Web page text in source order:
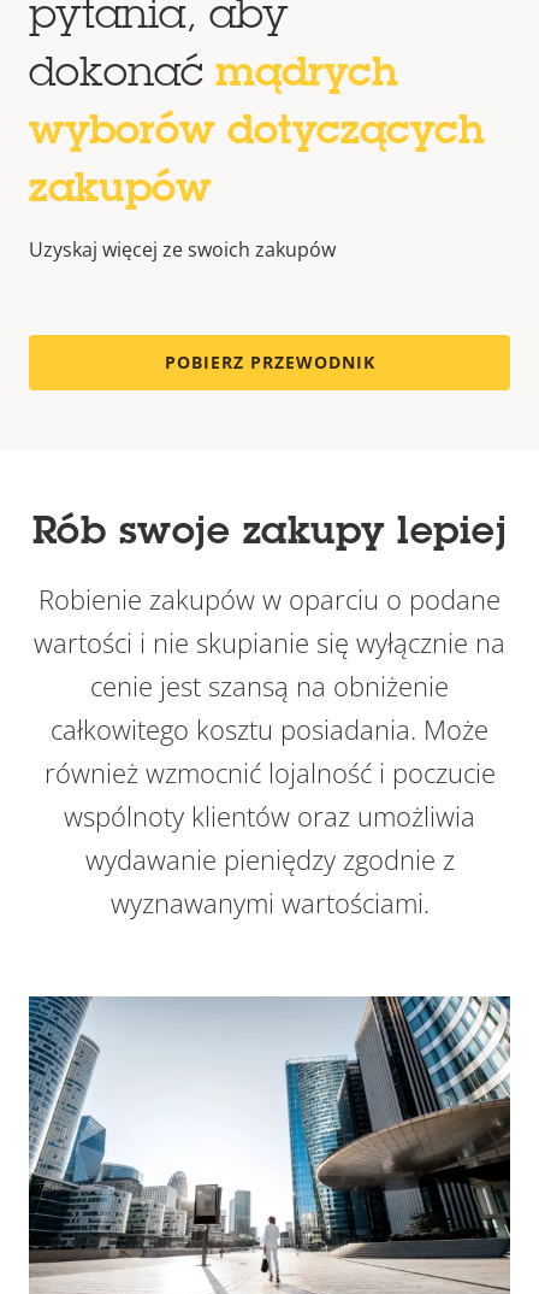
pytania, aby
dokonać mądrych
wyborów dotyczących
zakupów
Uzyskaj więcej ze swoich zakupów
POBIERZ PRZEWODNIK
Rób swoje zakupy lepiej
Robienie zakupów w oparciu o podane
wartości i nie skupianie się wyłącznie na
cenie jest szansą na obniżenie
całkowitego kosztu posiadania. Może
również wzmocnić lojalność i poczucie
wspólnoty klientów oraz umożliwia
wydawanie pieniędzy zgodnie z
wyznawanymi wartościami.